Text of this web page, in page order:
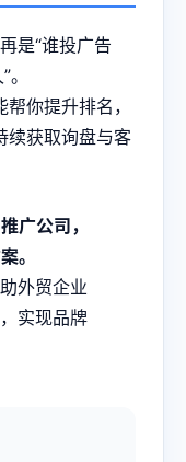
是“谁投广告
你提升排名，
续获取询盘与客
广公司，
。
外贸企业
实现品牌